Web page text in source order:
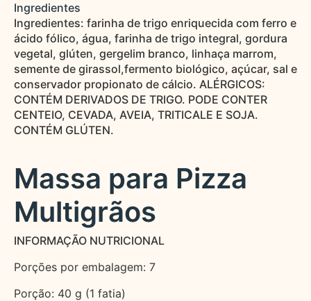
Ingredientes
Ingredientes: farinha de trigo enriquecida com ferro e
ácido fólico, água, farinha de trigo integral, gordura
vegetal, glúten, gergelim branco, linhaça marrom,
semente de girassol,fermento biológico, açúcar, sal e
conservador propionato de cálcio. ALÉRGICOS:
CONTÉM DERIVADOS DE TRIGO. PODE CONTER
CENTEIO, CEVADA, AVEIA, TRITICALE E SOJA.
CONTÉM GLÚTEN.
Massa para Pizza
Multigrãos
INFORMAÇÃO NUTRICIONAL
Porções por embalagem: 7
Porção: 40 g (1 fatia)